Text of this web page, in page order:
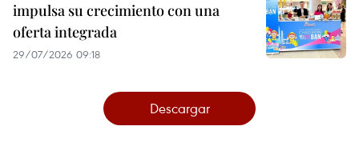
impulsa su crecimiento con una
oferta integrada
29/07/2026 09:18
Descargar